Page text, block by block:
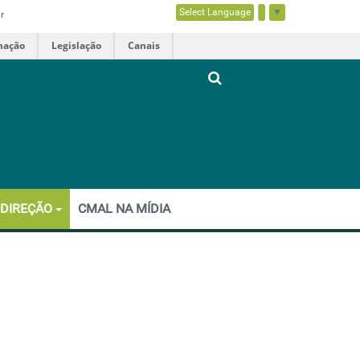
Select Language ▼
Legislação Canais
CMAL NA MÍDIA